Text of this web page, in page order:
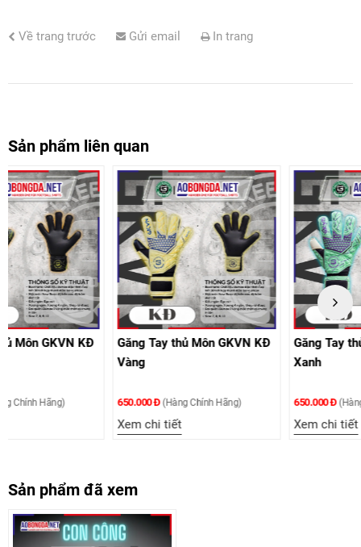
Về trang trước Gửi email In trang
Sản phẩm liên quan
Găng Tay thủ Môn GKVN KĐ
650.000 Đ (Hàng Chính Hãng)
Găng Tay thủ Môn GKVN
650.000 Đ (Hàng Chính Hãng)
Sản phẩm đã xem